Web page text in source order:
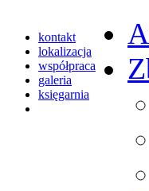
kontakt
lokalizacja
współpraca
galeria
księgarnia